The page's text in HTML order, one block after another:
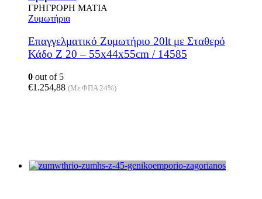
ΓΡΗΓΡΟΡΗ ΜΑΤΙΑ
Ζυμωτήρια
Επαγγελματικό Ζυμωτήριο 20lt με Σταθερό
Κάδο Z 20 – 55x44x55cm / 14585
0 out of 5
€1.254,88 (Με ΦΠΑ 24%)